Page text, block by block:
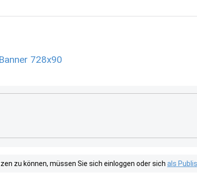
728x90
zu können, müssen Sie sich einloggen oder sich als